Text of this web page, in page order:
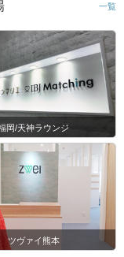
一覧
岡/天神ラウンジ
ツヴァイ熊本